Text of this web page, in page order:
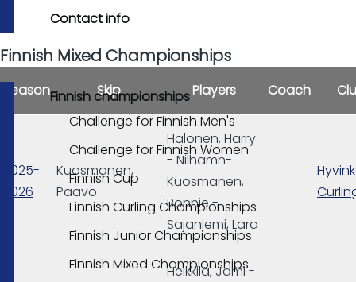
Contact info
Finnish championships
Challenge for Finnish Men's
Challenge for Finnish Women
Finnish Cup
Finnish Curling Championships
Finnish Junior Championships
Finnish Mixed Championships
Finnish Mixed Championships
Season Skip Players Coach
2025-
2026
Kuosmanen,
Paavo
Halonen, Harry
- Nilhamn-
Kuosmanen,
Bonnie -
Sajaniemi, Lara
Heikkilä, Jami -